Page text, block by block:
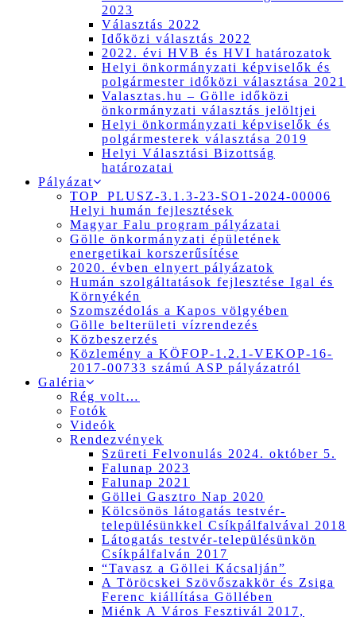
2023
Választás 2022
Időközi választás 2022
2022. évi HVB és HVI határozatok
Helyi önkormányzati képviselők és
polgármester időközi választása 2021
Valasztas.hu – Gölle időközi
önkormányzati választás jelöltjei
Helyi önkormányzati képviselők és
polgármesterek választása 2019
Helyi Választási Bizottság
határozatai
Pályázat
TOP_PLUSZ-3.1.3-23-SO1-2024-00006
Helyi humán fejlesztések
Magyar Falu program pályázatai
Gölle önkormányzati épületének
energetikai korszerűsítése
2020. évben elnyert pályázatok
Humán szolgáltatások fejlesztése Igal és
Környékén
Szomszédolás a Kapos völgyében
Gölle belterületi vízrendezés
Közbeszerzés
Közlemény a KÖFOP-1.2.1-VEKOP-16-
2017-00733 számú ASP pályázatról
Galéria
Rég volt…
Fotók
Videók
Rendezvények
Szüreti Felvonulás 2024. október 5.
Falunap 2023
Falunap 2021
Göllei Gasztro Nap 2020
Kölcsönös látogatás testvér-
településünkkel Csíkpálfalvával 2018
Látogatás testvér-településünkön
Csíkpálfalván 2017
“Tavasz a Göllei Kácsalján”
A Töröcskei Szövőszakkör és Zsiga
Ferenc kiállítása Göllében
Miénk A Város Fesztivál 2017,